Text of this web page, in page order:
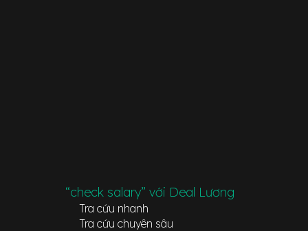
“check salary” với Deal Lương
Tra cứu nhanh
Tra cứu chuyên sâu